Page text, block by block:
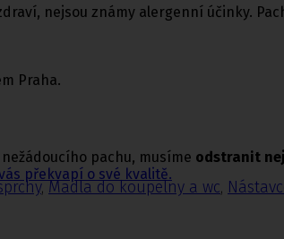
,Madla do koupelny a wc,
nejsou známy alergenní účinky.
Praha.
pachu, musíme odstranit
překvapí o své kvalitě.